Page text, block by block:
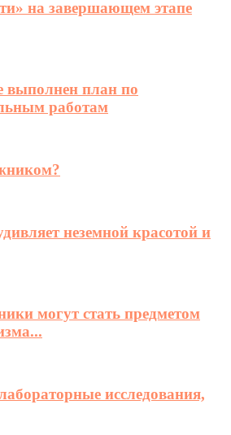
на завершающем этапе
выполнен план по
работам
неземной красотой и
могут стать предметом
исследования,